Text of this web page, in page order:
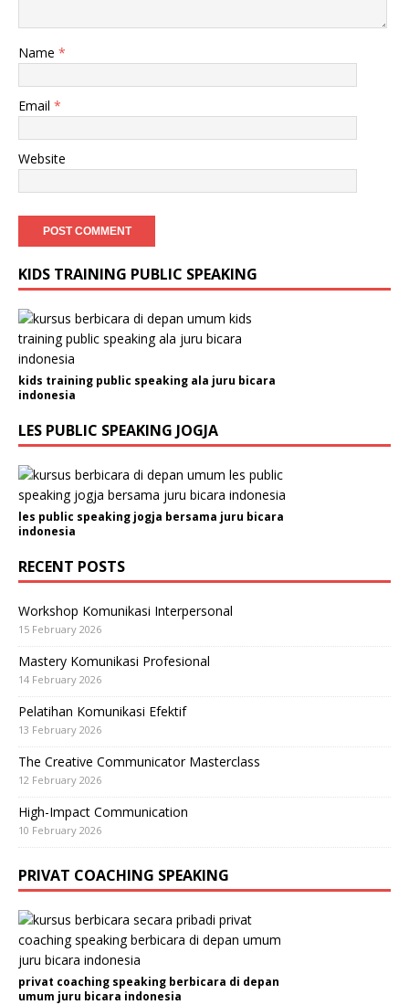
Name *
Email *
Website
KIDS TRAINING PUBLIC SPEAKING
kids training public speaking ala juru bicara
indonesia
LES PUBLIC SPEAKING JOGJA
les public speaking jogja bersama juru bicara
indonesia
RECENT POSTS
Workshop Komunikasi Interpersonal
15 February 2026
Mastery Komunikasi Profesional
14 February 2026
Pelatihan Komunikasi Efektif
13 February 2026
The Creative Communicator Masterclass
12 February 2026
High-Impact Communication
10 February 2026
PRIVAT COACHING SPEAKING
privat coaching speaking berbicara di depan
umum juru bicara indonesia